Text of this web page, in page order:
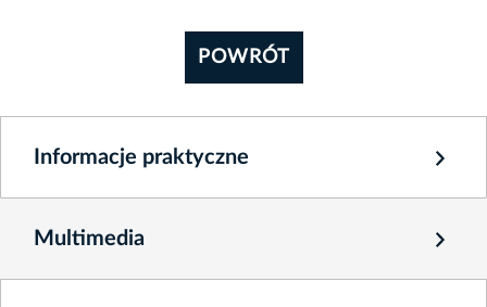
POWRÓT
Informacje praktyczne
Multimedia